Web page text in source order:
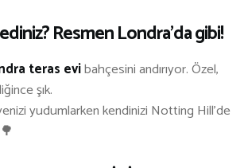
Resmen Londra’da gibi!
teras evibahçesini andırıyor. Özel,
şık.
yudumlarken kendinizi Notting Hill’de